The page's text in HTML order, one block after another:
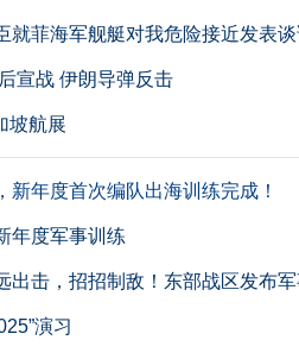
就菲海军舰艇对我危险接近发表
宣战 伊朗导弹反击
坡航展
年度首次编队出海训练完成！
年度军事训练
出击，招招制敌！东部战区发布
演习